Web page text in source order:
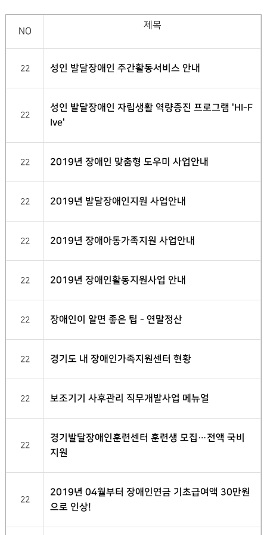
NO
제목
22 성인 발달장애인 주간활동서비스 안내
22
성인 발달장애인 자립생활 역량증진 프로그램 'HI-F
Ive'
22 2019년 장애인 맞춤형 도우미 사업안내
22 2019년 발달장애인지원 사업안내
22 2019년 장애아동가족지원 사업안내
22 2019년 장애인활동지원사업 안내
22 장애인이 알면 좋은 팁 - 연말정산
22 경기도 내 장애인가족지원센터 현황
22 보조기기 사후관리 직무개발사업 메뉴얼
22
경기발달장애인훈련센터 훈련생 모집…전액 국비
지원
22
2019년 04월부터 장애인연금 기초급여액 30만원
으로 인상!